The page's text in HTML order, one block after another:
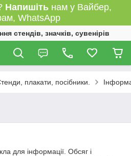
Напишітьнам у Вайбер,
WhatsApp
стендів, значків, сувенірів
плакати, посібники.
для інформації. Обсяг і